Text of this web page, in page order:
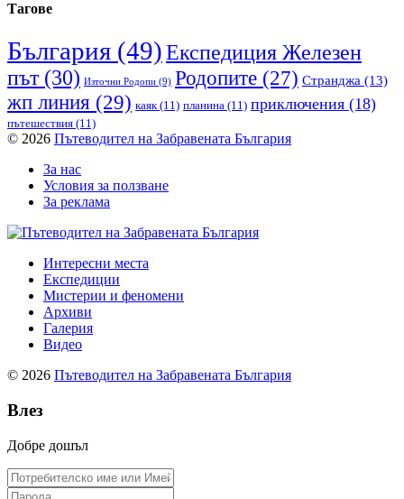
Тагове
България (49)Експедиция Железен
път(30) Източни Родопи (9) Родопите (27) Странджа (13)
жп линия (29) каяк(11) планина (11) приключения (18)
пътешествия (11)
© 2026 Пътеводител на Забравената България
За нас
Условия за ползване
За реклама
Интересни места
Експедиции
Мистерии и феномени
Архиви
Галерия
Видео
© 2026 Пътеводител на Забравената България
Влез
Добре дошъл